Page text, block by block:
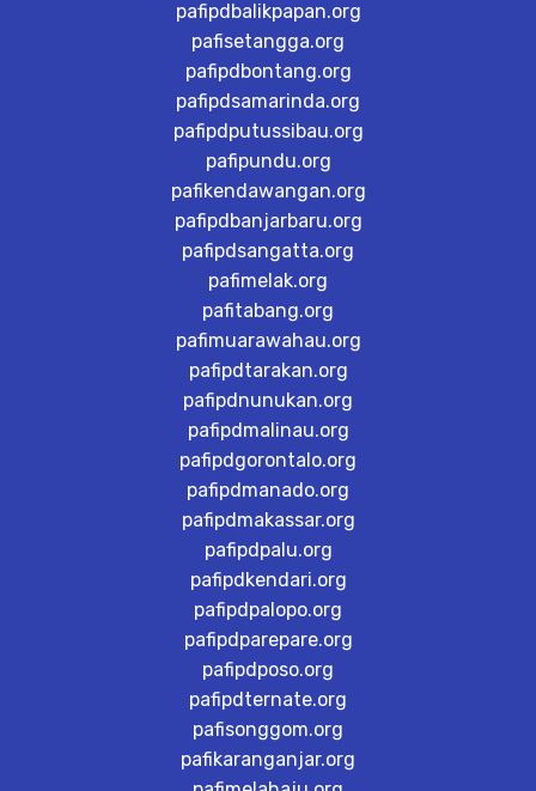
pafipdbalikpapan.org
pafisetangga.org
pafipdbontang.org
pafipdsamarinda.org
pafipdputussibau.org
pafipundu.org
pafikendawangan.org
pafipdbanjarbaru.org
pafipdsangatta.org
pafimelak.org
pafitabang.org
pafimuarawahau.org
pafipdtarakan.org
pafipdnunukan.org
pafipdmalinau.org
pafipdgorontalo.org
pafipdmanado.org
pafipdmakassar.org
pafipdpalu.org
pafipdkendari.org
pafipdpalopo.org
pafipdparepare.org
pafipdposo.org
pafipdternate.org
pafisonggom.org
pafikaranganjar.org